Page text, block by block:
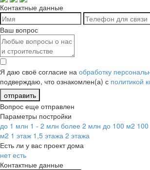
Контактные данные
Ваш вопрос
Я даю своё согласие на обработку
подверждаю, что ознакомлен(а) с политикой
отправить
Вопрос еще отправлен
Параметры постройки
до 1 млн 1 - 2 млн более 2 млн до 100 м2
м2 1 этаж 1,5 этажа 2 этажа
Есть ли у вас проект дома
нет есть
Контактные данные